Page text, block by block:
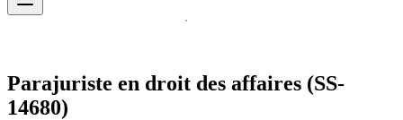
Parajuriste en droit des affaires (SS-
14680)